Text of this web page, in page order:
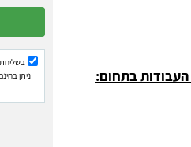
בתחום:
ניתן